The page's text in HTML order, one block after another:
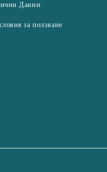
Данни
за ползване